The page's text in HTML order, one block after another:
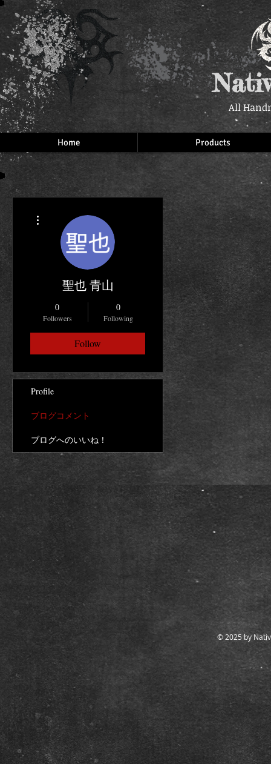
All
Home Products
聖也 青山
0
Followers
0
Following
Follow
Profile
ブログコメント
ブログへのいいね！
© 2025 by